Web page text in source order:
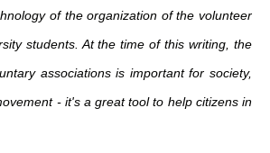
of the organization of the volunteer
students. At the time of this writing, the
associations is important for society,
- it's a great tool to help citizens in